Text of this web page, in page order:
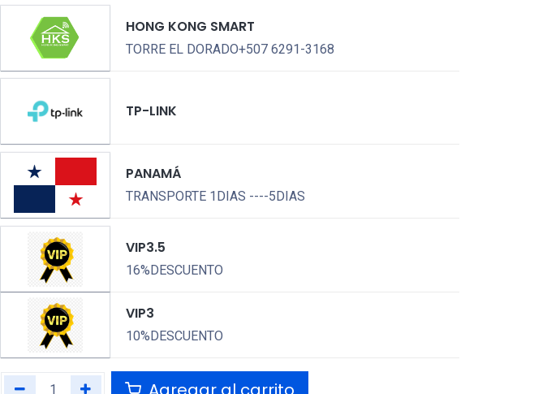
HONG KONG SMART
TORRE EL DORADO+507 6291-3168
TP-LINK
PANAMÁ
TRANSPORTE 1DIAS ----5DIAS
VIP3.5
16%DESCUENTO
VIP3
10%DESCUENTO